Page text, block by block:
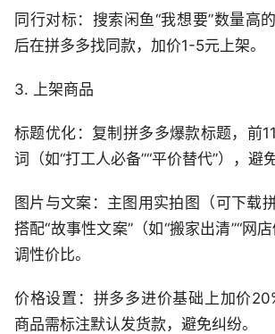
同行对标：搜索闲鱼“我想要”数量高
后在拼多多找同款，加价1-5元上架。
3. 上架商品
标题优化：复制拼多多爆款标题，前
词（如“打工人必备”“平价替代”），避
图片与文案：主图用实拍图（可下载
搭配“故事性文案”（如“搬家出清”“网
调性价比。
价格设置：拼多多进价基础上加价
商品需标注默认发货款，避免纠纷。